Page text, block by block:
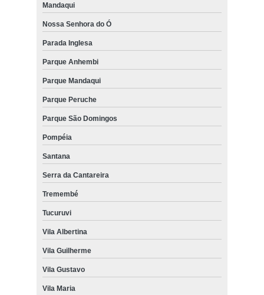
Mandaqui
Nossa Senhora do Ó
Parada Inglesa
Parque Anhembi
Parque Mandaqui
Parque Peruche
Parque São Domingos
Pompéia
Santana
Serra da Cantareira
Tremembé
Tucuruvi
Vila Albertina
Vila Guilherme
Vila Gustavo
Vila Maria